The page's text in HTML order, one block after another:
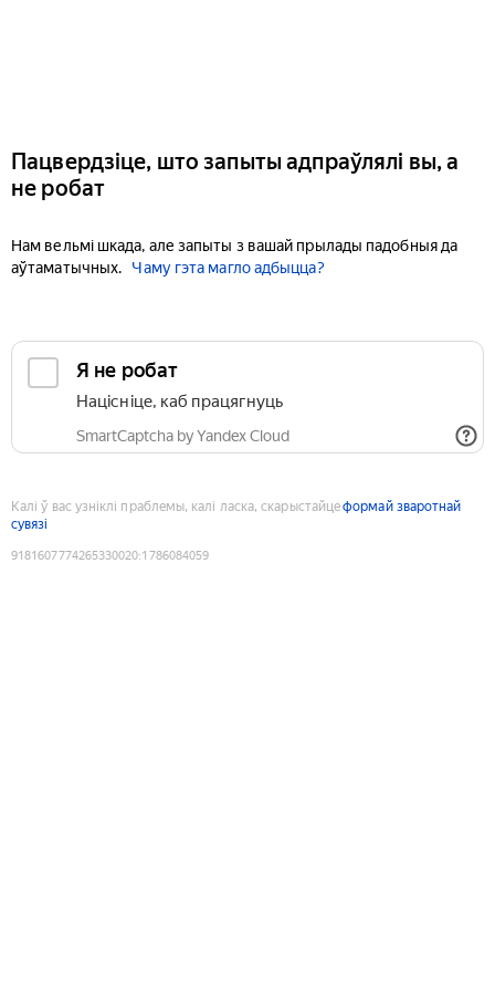
Пацвердзіце, што запыты адпраўлялі вы, а
не робат
Нам вельмі шкада, але запыты з вашай прылады падобныя да
аўтаматычных.
Чаму гэта магло адбыцца?
Я не робат
Націсніце, каб працягнуць
SmartCaptcha by Yandex Cloud
Калі ў вас узніклі праблемы, калі ласка, скарыстайцеформай зваротнай
сувязі
9181607774265330020:1786084059